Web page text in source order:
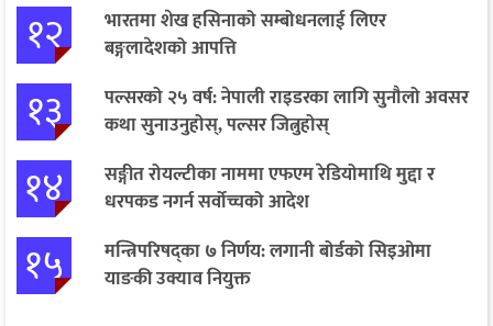
१२
भारतमा शेख हसिनाको सम्बोधनलाई लिएर
बङ्गलादेशको आपत्ति
१३
पल्सरको २५ वर्ष: नेपाली राइडरका लागि सुनौलो अवसर
कथा सुनाउनुहोस्, पल्सर जित्नुहोस्
१४
सङ्गीत रोयल्टीका नाममा एफएम रेडियोमाथि मुद्दा र
धरपकड नगर्न सर्वोच्चको आदेश
१५
मन्त्रिपरिषद्का ७ निर्णय: लगानी बोर्डको सिइओमा
याङकी उक्याव नियुक्त